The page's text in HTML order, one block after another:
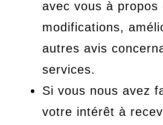
avec vous à propos
modifications,
autres avis
services.
Si vous nous avez
votre intérêt à